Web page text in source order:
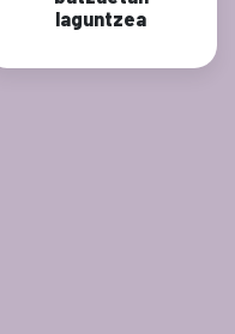
laguntzea